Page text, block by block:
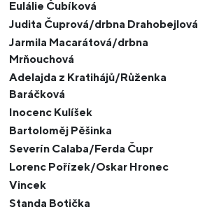
Eulálie Čubíková
Judita Čuprová/drbna Drahobejlová
Jarmila Macarátová/drbna
Mrňouchová
Adelajda z Kratihájů/Růženka
Baráčková
Inocenc Kulíšek
Bartoloměj Pěšinka
Severín Calaba/Ferda Čupr
Lorenc Pořízek/Oskar Hronec
Vincek
Standa Botička